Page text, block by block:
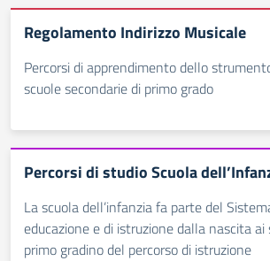
Regolamento Indirizzo Musicale
Percorsi di apprendimento dello
scuole secondarie di primo grado
Percorsi di studio Scuola
La scuola dell’infanzia fa parte del
educazione e di istruzione dalla nascita ai
primo gradino del percorso di istruzione